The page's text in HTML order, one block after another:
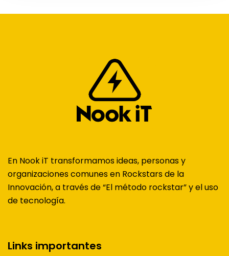
En Nook iT transformamos ideas, personas y
organizaciones comunes en Rockstars de la
Innovación, a través de “El método rockstar” y el uso
de tecnología.
Links importantes